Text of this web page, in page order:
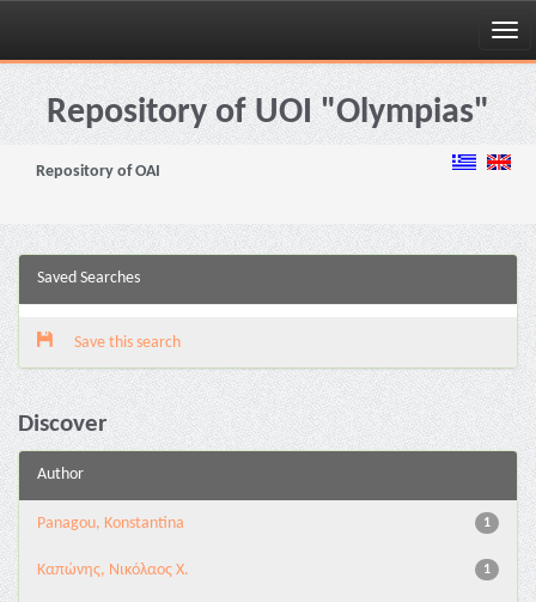
Skip
navigationRepository of UOI "Olympias"
Repository of OAI
Saved Searches
Save this search
Discover
Author
1
Panagou, Konstantina
1
Καπώνης, Νικόλαος Χ.